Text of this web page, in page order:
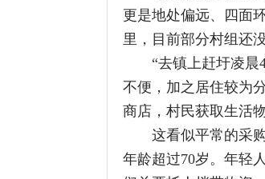
商店，村民获取生活物
这看似平常的采购之旅
年龄超过70岁。年轻人
们总要托人捎带物资。
学的年龄，为了方便子
惦记着山里的乡亲。
一次赶集时，龚秋霞偶